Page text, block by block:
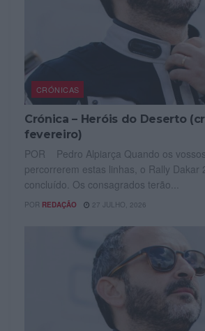
CRÓNICAS
Crónica – Heróis do Deserto
fevereiro)
POR Pedro Alpiarça Quando os
percorrerem estas linhas, o Rally Dakar
concluído. Os consagrados terão...
POR REDAÇÃO 27 JULHO, 2026